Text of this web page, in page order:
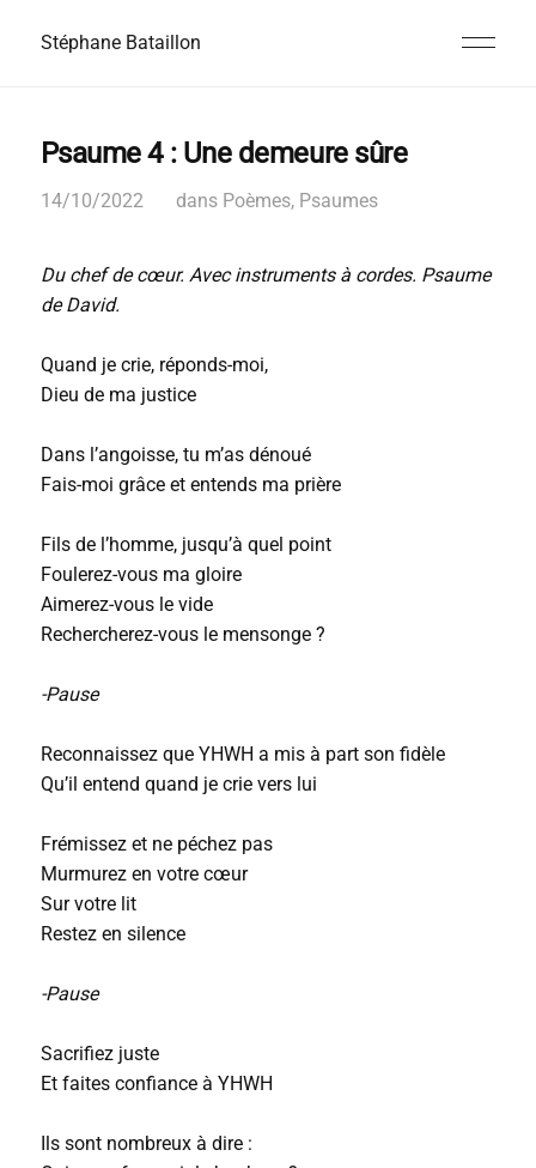
Stéphane Bataillon
Psaume 4 : Une demeure sûre
14/10/2022 dans Poèmes, Psaumes
Du chef de cœur. Avec instruments à cordes. Psaume
de David.
Quand je crie, réponds-moi,
Dieu de ma justice
Dans l’angoisse, tu m’as dénoué
Fais-moi grâce et entends ma prière
Fils de l’homme, jusqu’à quel point
Foulerez-vous ma gloire
Aimerez-vous le vide
Rechercherez-vous le mensonge ?
-Pause
Reconnaissez que YHWH a mis à part son fidèle
Qu’il entend quand je crie vers lui
Frémissez et ne péchez pas
Murmurez en votre cœur
Sur votre lit
Restez en silence
-Pause
Sacrifiez juste
Et faites confiance à YHWH
Ils sont nombreux à dire :